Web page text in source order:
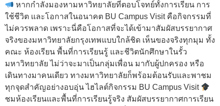
หากกำลังมองหามหาวิทยาลัยที่ตอบโจทย์ทั้งการเรียน การ
ใช้ชีวิต และโอกาสในอนาคต BU Campus Visit คือกิจกรรมที่
ไม่ควรพลาด เพราะนี่คือโอกาสที่จะได้เข้ามาสัมผัสบรรยากาศ
จริงของมหาวิทยาลัยกรุงเทพแบบใกล้ชิด เห็นของจริงทุกมุม ทั้ง
คณะ ห้องเรียน พื้นที่การเรียนรู้ และชีวิตนักศึกษาในรั้ว
มหาวิทยาลัย ไม่ว่าจะมาเป็นกลุ่มเพื่อน มากับผู้ปกครอง หรือ
เดินทางมาคนเดียว ทางมหาวิทยาลัยก็พร้อมต้อนรับและพาชม
ทุกจุดสำคัญอย่างอบอุ่น ไฮไลต์กิจกรรม BU Campus Visit
ชมห้องเรียนและพื้นที่การเรียนรู้จริง สัมผัสบรรยากาศการเรียน